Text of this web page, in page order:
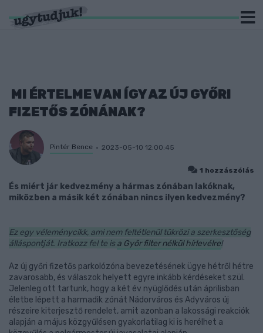
MI ÉRTELME VAN ÍGY AZ ÚJ GYŐRI
FIZETŐS ZÓNÁNAK?
Pintér Bence 2023-05-10 12:00:45
1 hozzászólás
És miért jár kedvezmény a hármas zónában lakóknak,
miközben a másik két zónában nincs ilyen kedvezmény?
Ez egy véleménycikk, ami nem feltétlenül tükrözi a szerkesztőség
álláspontját. Iratkozz fel te is a Győr filter nélkül hírlevélre!
Az új győri fizetős parkolózóna bevezetésének ügye hétről hétre
zavarosabb, és válaszok helyett egyre inkább kérdéseket szül.
Jelenleg ott tartunk, hogy a két év nyüglődés után áprilisban
életbe lépett a harmadik zónát Nádorváros és Adyváros új
részeire kiterjesztő rendelet, amit azonban a lakossági reakciók
alapján a május közgyűlésen gyakorlatilag ki is herélhet a